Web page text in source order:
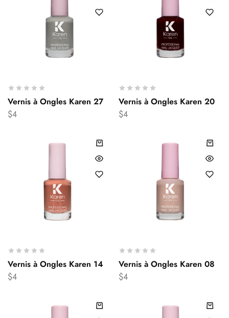
Vernis à Ongles Karen 27
$4
Vernis à Ongles Karen 20
$4
Vernis à Ongles Karen 14
$4
Vernis à Ongles Karen 08
$4